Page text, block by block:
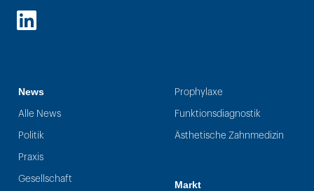
LinkedIn
News
Alle News
Politik
Praxis
Gesellschaft
Prophylaxe
Funktionsdiagnostik
Ästhetische Zahnmedizin
Markt